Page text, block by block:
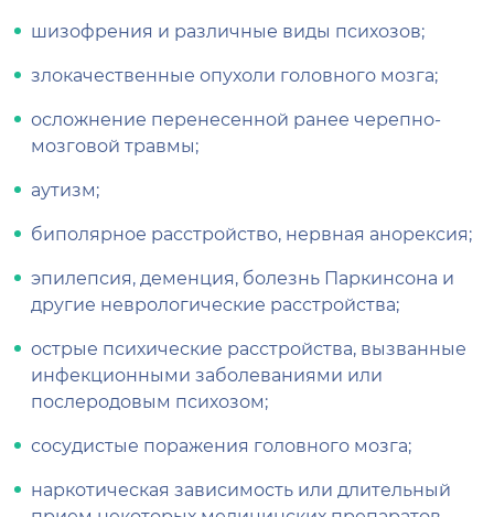
шизофрения и различные виды психозов;
злокачественные опухоли головного мозга;
осложнение перенесенной ранее черепно-
мозговой травмы;
аутизм;
биполярное расстройство, нервная анорексия;
эпилепсия, деменция, болезнь Паркинсона и
другие неврологические расстройства;
острые психические расстройства, вызванные
инфекционными заболеваниями или
послеродовым психозом;
сосудистые поражения головного мозга;
наркотическая зависимость или длительный